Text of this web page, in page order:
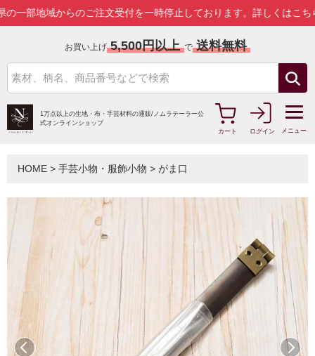
域からのご注文受付を一時停止しております。詳しくはこちら
お買い上げ 5,500円以上 で 送料無料
1万点以上の生地・布・手芸材料の通販/ ノムラテーラー公
式オンラインショップ
カート
ログイン メニュー
HOME > 手芸小物・服飾小物 > がま口